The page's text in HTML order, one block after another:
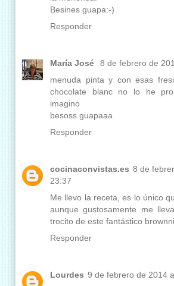
Besines guapa:-)
Responder
María José
8 de febrero de
menuda pinta y con esas
chocolate blanc no lo he
imagino
besoss guapaaa
Responder
cocinaconvistas.es 8 de
23:37
Me llevo la receta, es lo único
aunque gustosamente me
trocito de este fantástico
Responder
Lourdes 9 de febrero de 2014